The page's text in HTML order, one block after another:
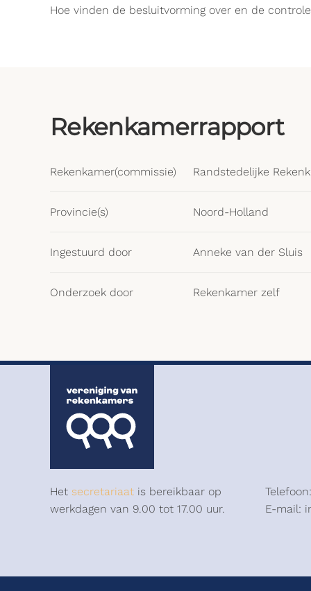
Hoe vinden de besluitvorming over en de
Rekenkamerrapport
Rekenkamer(commissie) Randstedelijke
Provincie(s) Noord-Holland
Ingestuurd door Anneke van der Sluis
Onderzoek door Rekenkamer zelf
Het secretariaat is bereikbaar op
werkdagen van 9.00 tot 17.00 uur.
E-mail: